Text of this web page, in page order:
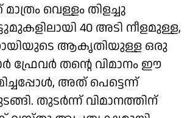
വെള്ളം തിളച്ചു
40 അടി നീളമുള്ള,
ആകൃതിയുള്ള ഒരു
ഫ്രേവര്‍ തന്റെ വിമാനം ഈ
അത് പെട്ടെന്ന്
തുടര്‍ന്ന് വിമാനത്തിന്